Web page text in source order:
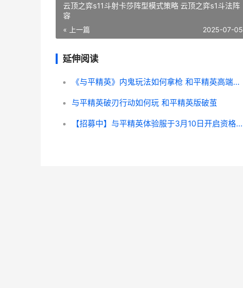
云顶之弈s11斗射卡莎阵型模式策略 云顶之弈s1斗法阵
容
« 上一篇 2025-07-05
延伸阅读
《与平精英》内鬼玩法如何拿枪 和平精英高端内部
与平精英破刃行动如何玩 和平精英版破茧
【招募中】与平精英体验服于3月10日开启资格招募 招募须知